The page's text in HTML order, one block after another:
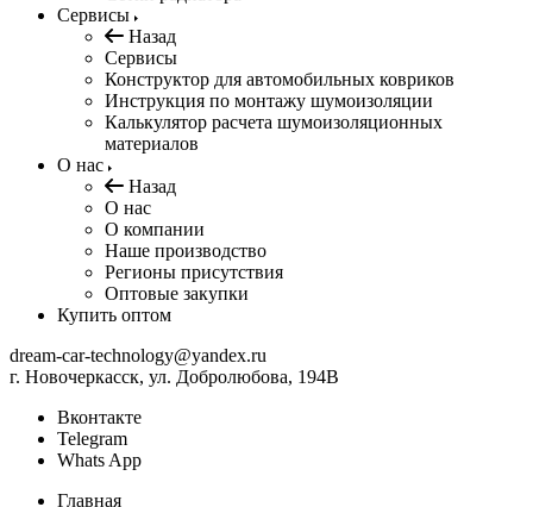
Сервисы
Назад
Сервисы
Конструктор для автомобильных ковриков
Инструкция по монтажу шумоизоляции
Калькулятор расчета шумоизоляционных
материалов
О нас
Назад
О нас
О компании
Наше производство
Регионы присутствия
Оптовые закупки
Купить оптом
dream-car-technology@yandex.ru
г. Новочеркасск, ул. Добролюбова, 194В
Вконтакте
Telegram
Whats App
Главная